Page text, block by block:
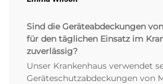
Sind die Geräteabdeckungen
für den täglichen Einsatz im
zuverlässig?
Unser Krankenhaus verwendet
Geräteschutzabdeckungen von